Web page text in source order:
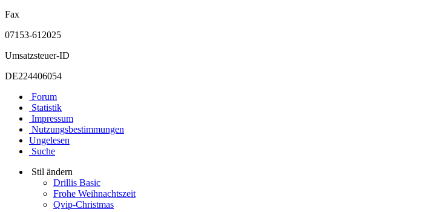
Fax
07153-612025
Umsatzsteuer-ID
DE224406054
Forum
Statistik
Impressum
Nutzungsbestimmungen
Ungelesen
Suche
Stil ändern
Drillis Basic
Frohe Weihnachtszeit
Qvip-Christmas